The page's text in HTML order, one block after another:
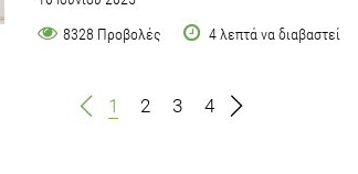
8328 Προβολές
4 λεπτά να διαβαστεί
1 2 3 4